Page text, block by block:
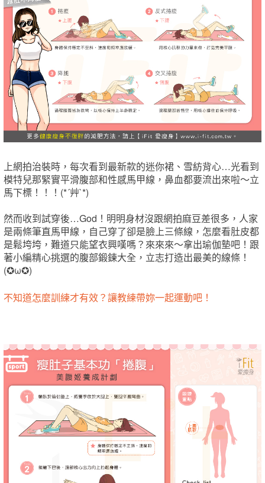
上網拍治裝時，每次看到最新款的迷你裙、雪紡背心…光看到
模特兒那緊實平滑腹部和性感馬甲線，鼻血都要流出來啦～立
馬下標！！！(*´艸`*)
然而收到試穿後…God！明明身材沒跟網拍麻豆差很多，人家
是兩條筆直馬甲線，自己穿了卻是臉上三條線，怎麼看肚皮都
是鬆垮垮，難道只能望衣興嘆嗎？來來來～拿出瑜伽墊吧！跟
著小編精心挑選的腹部鍛鍊大全，立志打造出最美的線條！
(✪ω✪)
不知道怎麼訓練才有效？讓教練帶妳一起運動吧！